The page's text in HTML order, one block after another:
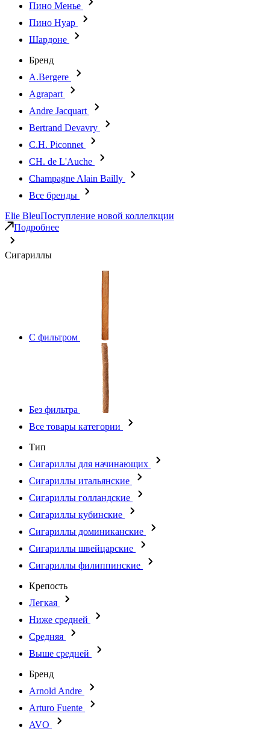
Пино Менье
Пино Нуар
Шардоне
Бренд
A.Bergere
Agrapart
Andre Jacquart
Bertrand Devavry
C.H. Piconnet
CH. de L'Auche
Champagne Alain Bailly
Все бренды
Elie BleuПоступление новой коллелкции
Подробнее
Сигариллы
С фильтром
Без фильтра
Все товары категории
Тип
Сигариллы для начинающих
Сигариллы итальянские
Сигариллы голландские
Сигариллы кубинские
Сигариллы доминиканские
Сигариллы швейцарские
Сигариллы филиппинские
Крепость
Легкая
Ниже средней
Средняя
Выше средней
Бренд
Arnold Andre
Arturo Fuente
AVO